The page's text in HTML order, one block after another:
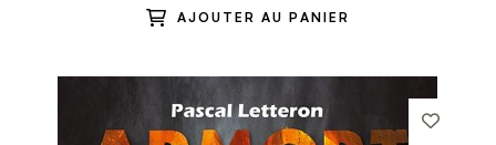
AJOUTER AU PANIER